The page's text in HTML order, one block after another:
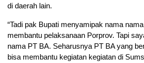
di daerah lain.
“Tadi pak Bupati menyamipak nama
membantu pelaksanaan Porprov. Tapi
nama PT BA. Seharusnya PT BA yang
bisa membantu kegiatan kegiatan di